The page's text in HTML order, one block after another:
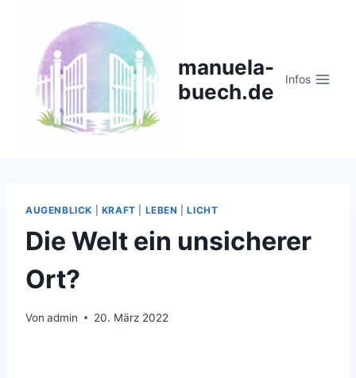
springen
manuela-
buech.de
Infos
AUGENBLICK KRAFT LEBEN |LICHT
Die Welt ein unsicherer
Ort?
Von admin 20. März 2022